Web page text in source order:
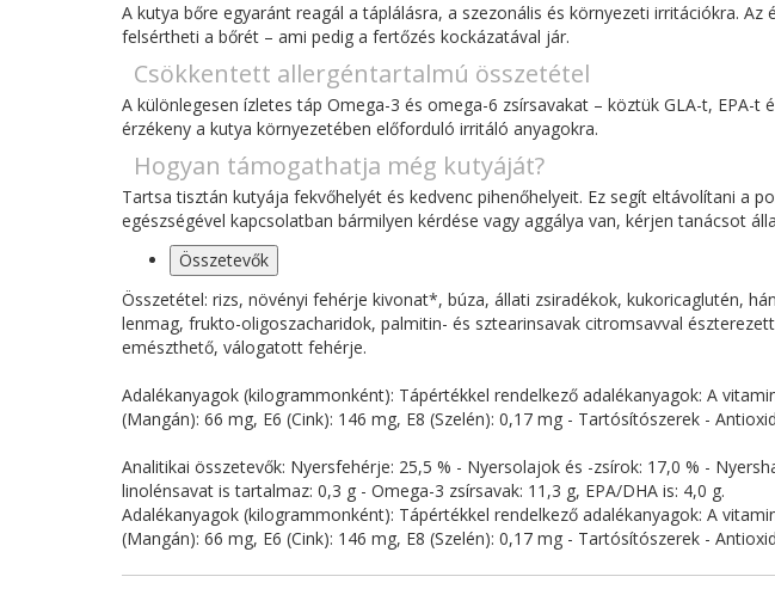
A kutya bőre egyaránt reagál a táplálásra, a szezonális és környezeti irritációkra.
felsértheti a bőrét – ami pedig a fertőzés kockázatával jár.
Csökkentett allergéntartalmú összetétel
A különlegesen ízletes táp Omega-3 és omega-6 zsírsavakat – köztük GLA-t,
érzékeny a kutya környezetében előforduló irritáló anyagokra.
Hogyan támogathatja még kutyáját?
Tartsa tisztán kutyája fekvőhelyét és kedvenc pihenőhelyeit. Ez segít eltávolítani a
egészségével kapcsolatban bármilyen kérdése vagy aggálya van, kérjen tanácsot
Összetevők
Összetétel: rizs, növényi fehérje kivonat*, búza, állati zsiradékok, kukoricaglutén,
lenmag, frukto-oligoszacharidok, palmitin- és sztearinsavak citromsavval
emészthető, válogatott fehérje.
Adalékanyagok (kilogrammonként): Tápértékkel rendelkező adalékanyagok: A
(Mangán): 66 mg, E6 (Cink): 146 mg, E8 (Szelén): 0,17 mg - Tartósítószerek -
Analitikai összetevők: Nyersfehérje: 25,5 % - Nyersolajok és -zsírok: 17,0 % -
linolénsavat is tartalmaz: 0,3 g - Omega-3 zsírsavak: 11,3 g, EPA/DHA is: 4,0 g.
Adalékanyagok (kilogrammonként): Tápértékkel rendelkező adalékanyagok: A
(Mangán): 66 mg, E6 (Cink): 146 mg, E8 (Szelén): 0,17 mg - Tartósítószerek -